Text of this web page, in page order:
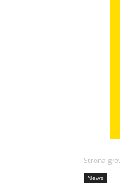
Strona
News